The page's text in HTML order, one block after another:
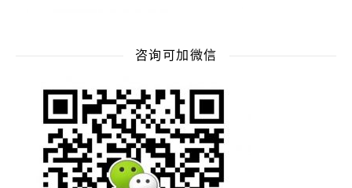
咨询可加微信